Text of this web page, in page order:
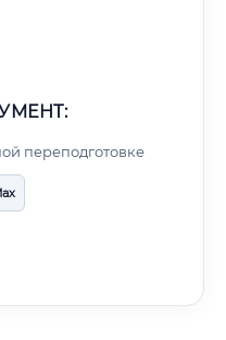
переподготовке